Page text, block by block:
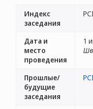
Индекс
заседания
Дата и
место
проведения
1
Прошлые/
будущие
заседания